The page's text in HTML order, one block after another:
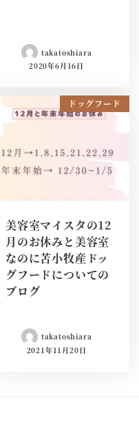
takatoshiara
2020年6月16日
ドッグフード
美容室マイスタの12
月のお休みと美容室
なのに苫小牧産ドッ
グフードについての
ブログ
takatoshiara
2021年11月20日